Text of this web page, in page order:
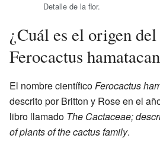
Detalle de la flor.
¿Cuál es el origen
Ferocactus
El nombre científicoFerocactus
descrito por Britton y Rose en el
libro llamado The Cactaceae;
of plants of the cactus family.